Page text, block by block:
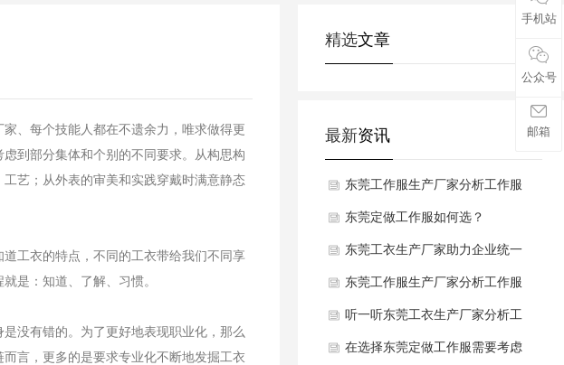
、每个技能人都在不遗余力，唯求做得更
到部分集体和个别的不同要求。从构思构
艺；从外表的审美和实践穿戴时满意静态
工衣的特点，不同的工衣带给我们不同享
是：知道、了解、习惯。
没有错的。为了更好地表现职业化，那么
言，更多的是要求专业化不断地发掘工衣
精选文章
最新资讯
东莞工作服生产厂家分析工作服
使用维护注意事项是什么？
东莞定做工作服如何选？
东莞工衣生产厂家助力企业统一
形象规范管理
东莞工作服生产厂家分析工作服
主要面料分类及适配场景有哪
些？
听一听东莞工衣生产厂家分析工
衣储存、日常使用与洗涤注意事
在选择东莞定做工作服需要考虑
手机站
公众号
邮箱